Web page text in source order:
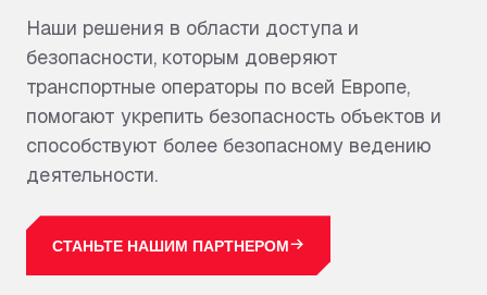
оперативный контроль и создать более
безопасные и надежные места для
автопарков и водителей.
УЗНАТЬ БОЛЬШЕ
Наши решения в области доступа и
безопасности, которым доверяют
транспортные операторы по всей Европе,
помогают укрепить безопасность объектов и
способствуют более безопасному ведению
деятельности.
СТАНЬТЕ НАШИМ ПАРТНЕРОМ